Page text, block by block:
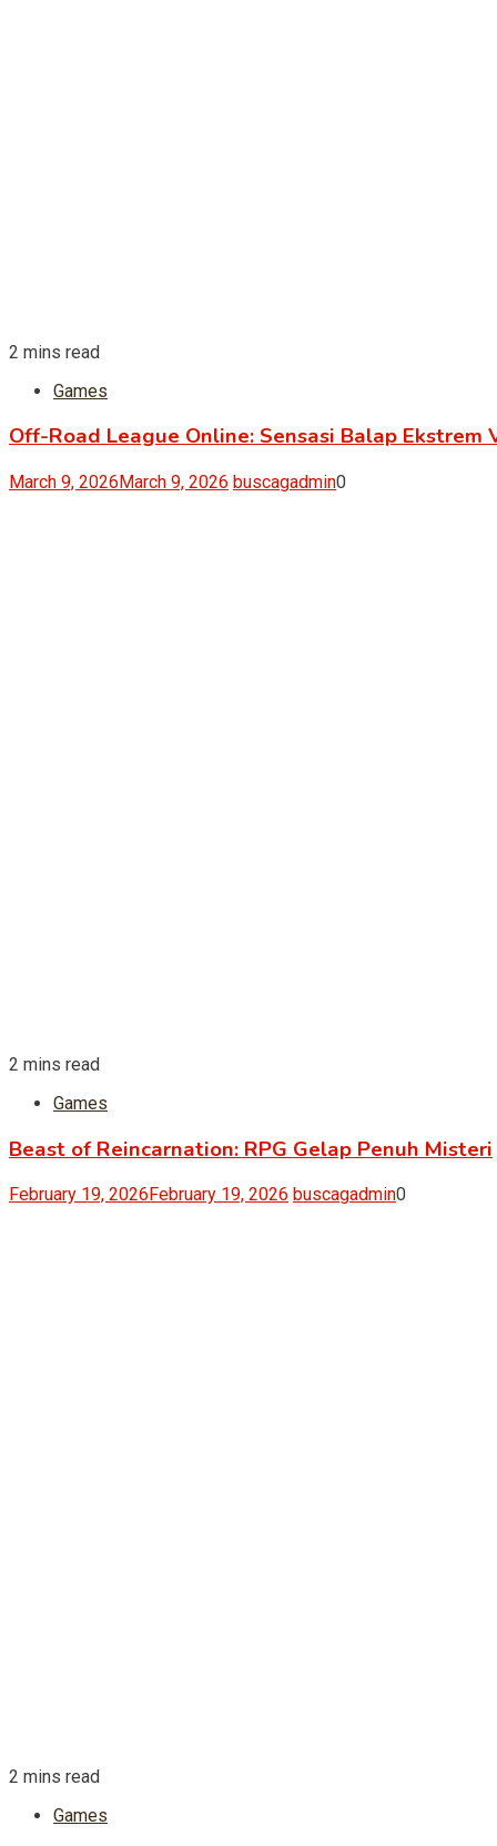
2 mins read
Games
Off-Road League Online: Sensasi Balap Ekstrem
March 9, 2026March 9, 2026 buscagadmin0
2 mins read
Games
Beast of Reincarnation: RPG Gelap Penuh Misteri
February 19, 2026 February 19, 2026 buscagadmin0
2 mins read
Games